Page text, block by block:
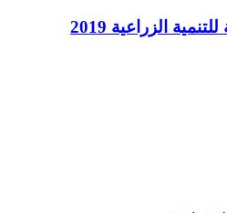
الزراعية 2019